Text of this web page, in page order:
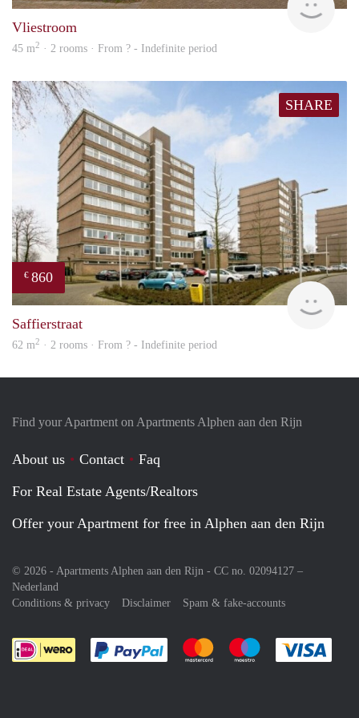
Vliestroom
45 m2 · 2 rooms · From ? - Indefinite period
SHARE
€ 860
rent
Saffierstraat
62 m2 · 2 rooms · From ? - Indefinite period
Find your Apartment on Apartments Alphen aan den Rijn
About us Contact
Faq
For Real Estate Agents/Realtors
Offer your Apartment for free in Alphen aan den Rijn
© 2026 - Apartments Alphen aan den Rijn - CC no. 02094127 –
Nederland
Conditions & privacy
Disclaimer Spam & fake-accounts
Pay easily with :payment method
Pay easily with :payment
Pay easily with